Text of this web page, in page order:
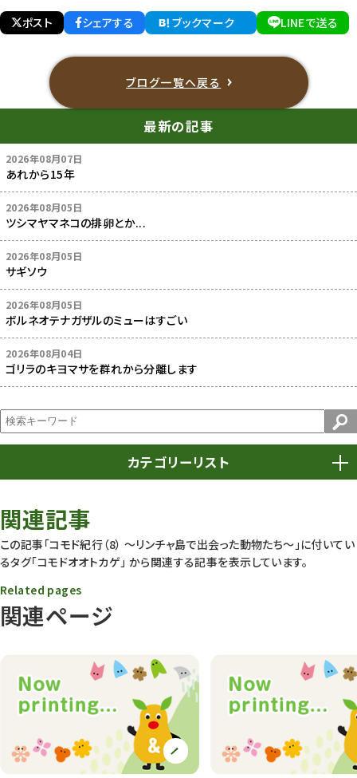
ポスト
シェアする ブックマーク LINEで送る
ブログ一覧へ戻る
最新の記事
2026年08月07日
あれから15年
2026年08月05日
ツシマヤマネコの排卵とか...
2026年08月05日
サギソウ
2026年08月05日
ボルネオテナガザルのミューはすごい
2026年08月04日
ゴリラのキヨマサを群れから分離します
カテゴリーリスト
動物園
動物園長のZooコラム
動物園その他
407
植物園長の庭
植物園 その他 423
83
関連記事
この記事「コモド紀行（8） ～リンチャ島で出会った動物たち～」に付いてい
るタグ「コモドオオトカゲ」 から関連する記事を表示しています。
関連ページ
Related pages